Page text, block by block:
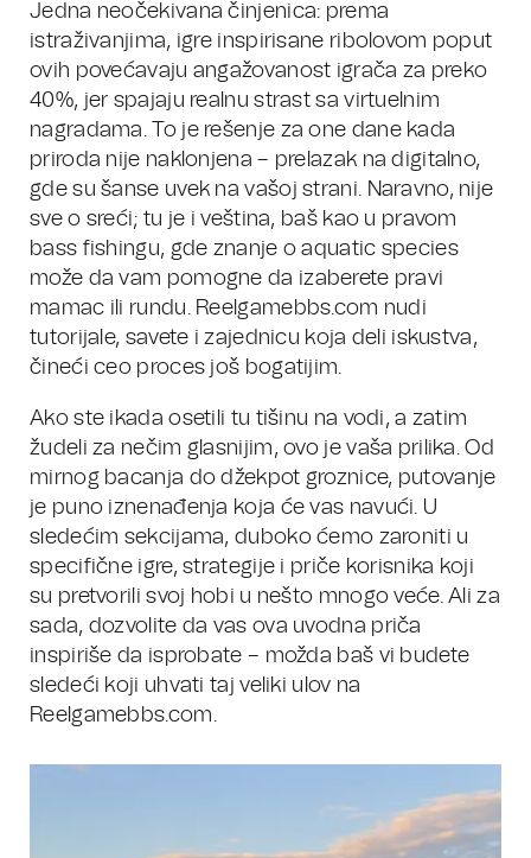
Jedna neočekivana činjenica: prema
istraživanjima, igre inspirisane ribolovom poput
ovih povećavaju angažovanost igrača za preko
40%, jer spajaju realnu strast sa virtuelnim
nagradama. To je rešenje za one dane kada
priroda nije naklonjena – prelazak na digitalno,
gde su šanse uvek na vašoj strani. Naravno, nije
sve o sreći; tu je i veština, baš kao u pravom
bass fishingu, gde znanje o aquatic species
može da vam pomogne da izaberete pravi
mamac ili rundu. Reelgamebbs.com nudi
tutorijale, savete i zajednicu koja deli iskustva,
čineći ceo proces još bogatijim.
Ako ste ikada osetili tu tišinu na vodi, a zatim
žudeli za nečim glasnijim, ovo je vaša prilika. Od
mirnog bacanja do džekpot groznice, putovanje
je puno iznenađenja koja će vas navući. U
sledećim sekcijama, duboko ćemo zaroniti u
specifične igre, strategije i priče korisnika koji
su pretvorili svoj hobi u nešto mnogo veće. Ali za
sada, dozvolite da vas ova uvodna priča
inspiriše da isprobate – možda baš vi budete
sledeći koji uhvati taj veliki ulov na
Reelgamebbs.com.